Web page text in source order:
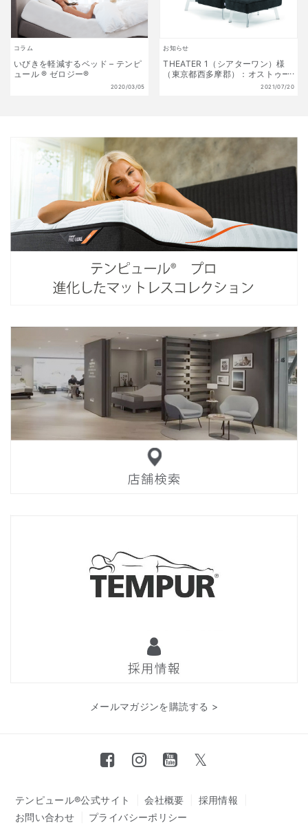
コラム
いびきを軽減するベッド – テンピ
ュール ® ゼロジー®
2020/03/05
お知らせ
THEATER 1（シアターワン）様
（東京都西多摩郡）：オストゥー
2021/07/20
メールマガジンを購読する >
テンピュール®公式サイト 会社概要
採用情報
お問い合わせ
プライバシーポリシー